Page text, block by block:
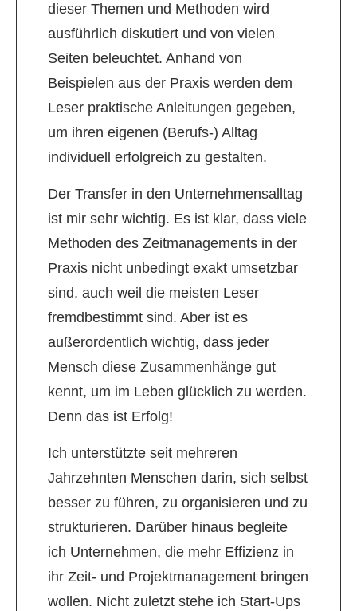
dieser Themen und Methoden wird
ausführlich diskutiert und von vielen
Seiten beleuchtet. Anhand von
Beispielen aus der Praxis werden dem
Leser praktische Anleitungen gegeben,
um ihren eigenen (Berufs-) Alltag
individuell erfolgreich zu gestalten.
Der Transfer in den Unternehmensalltag
ist mir sehr wichtig. Es ist klar, dass viele
Methoden des Zeitmanagements in der
Praxis nicht unbedingt exakt umsetzbar
sind, auch weil die meisten Leser
fremdbestimmt sind. Aber ist es
außerordentlich wichtig, dass jeder
Mensch diese Zusammenhänge gut
kennt, um im Leben glücklich zu werden.
Denn das ist Erfolg!
Ich unterstützte seit mehreren
Jahrzehnten Menschen darin, sich selbst
besser zu führen, zu organisieren und zu
strukturieren. Darüber hinaus begleite
ich Unternehmen, die mehr Effizienz in
ihr Zeit- und Projektmanagement bringen
wollen. Nicht zuletzt stehe ich Start-Ups